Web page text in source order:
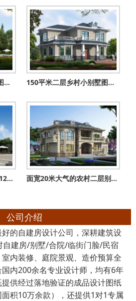
200平农村二层别墅设计图，外观现代简约 150平米二层乡村小别墅图，户型合理，外观清新淡雅
两层三间农村自建房图，125平有7间卧室，全家人都能住得下 面宽20米大气的农村二层别墅设计图，户型带车库和土灶房设计
公司介绍
的自建房设计公司，深耕建筑设
自建房/别墅/合院/临街门脸/民宿
内装修、庭院景观、造价预算全
内200余名专业设计师，均有6年
供经过落地验证的成品设计图纸
面积10万余款），还提供1对1专属